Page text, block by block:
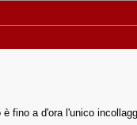
fino a d'ora l'unico